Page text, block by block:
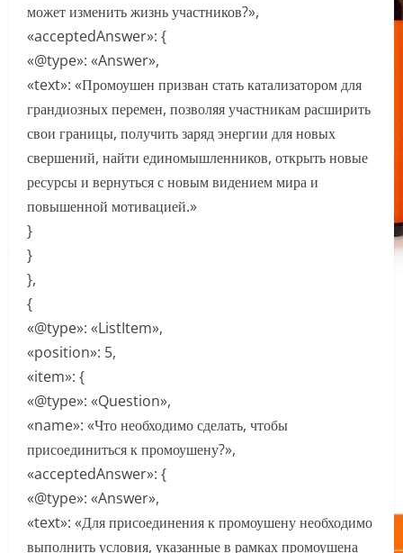
может изменить жизнь участников?»,
«acceptedAnswer»: {
«@type»: «Answer»,
«text»: «Промоушен призван стать катализатором для
грандиозных перемен, позволяя участникам расширить
свои границы, получить заряд энергии для новых
свершений, найти единомышленников, открыть новые
ресурсы и вернуться с новым видением мира и
повышенной мотивацией.»
}
}
},
{
«@type»: «ListItem»,
«position»: 5,
«item»: {
«@type»: «Question»,
«name»: «Что необходимо сделать, чтобы
присоединиться к промоушену?»,
«acceptedAnswer»: {
«@type»: «Answer»,
«text»: «Для присоединения к промоушену необходимо
выполнить условия, указанные в рамках промоушена